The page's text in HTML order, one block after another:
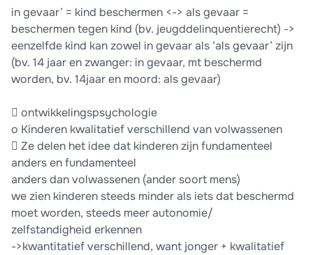
in gevaar’ = kind beschermen <-> als gevaar =
beschermen tegen kind (bv. jeugddelinquentierecht) ->
eenzelfde kind kan zowel in gevaar als ‘als gevaar’ zijn
(bv. 14 jaar en zwanger: in gevaar, mt beschermd
worden, bv. 14jaar en moord: als gevaar)
 ontwikkelingspsychologie
o Kinderen kwalitatief verschillend van volwassenen
 Ze delen het idee dat kinderen zijn fundamenteel
anders en fundamenteel
anders dan volwassenen (ander soort mens)
we zien kinderen steeds minder als iets dat beschermd
moet worden, steeds meer autonomie/
zelfstandigheid erkennen
->kwantitatief verschillend, want jonger + kwalitatief